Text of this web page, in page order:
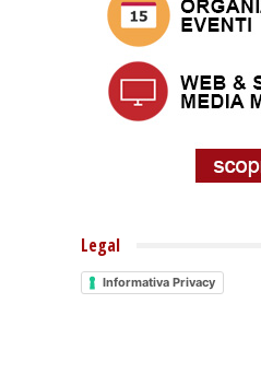
Legal
Informativa Privacy